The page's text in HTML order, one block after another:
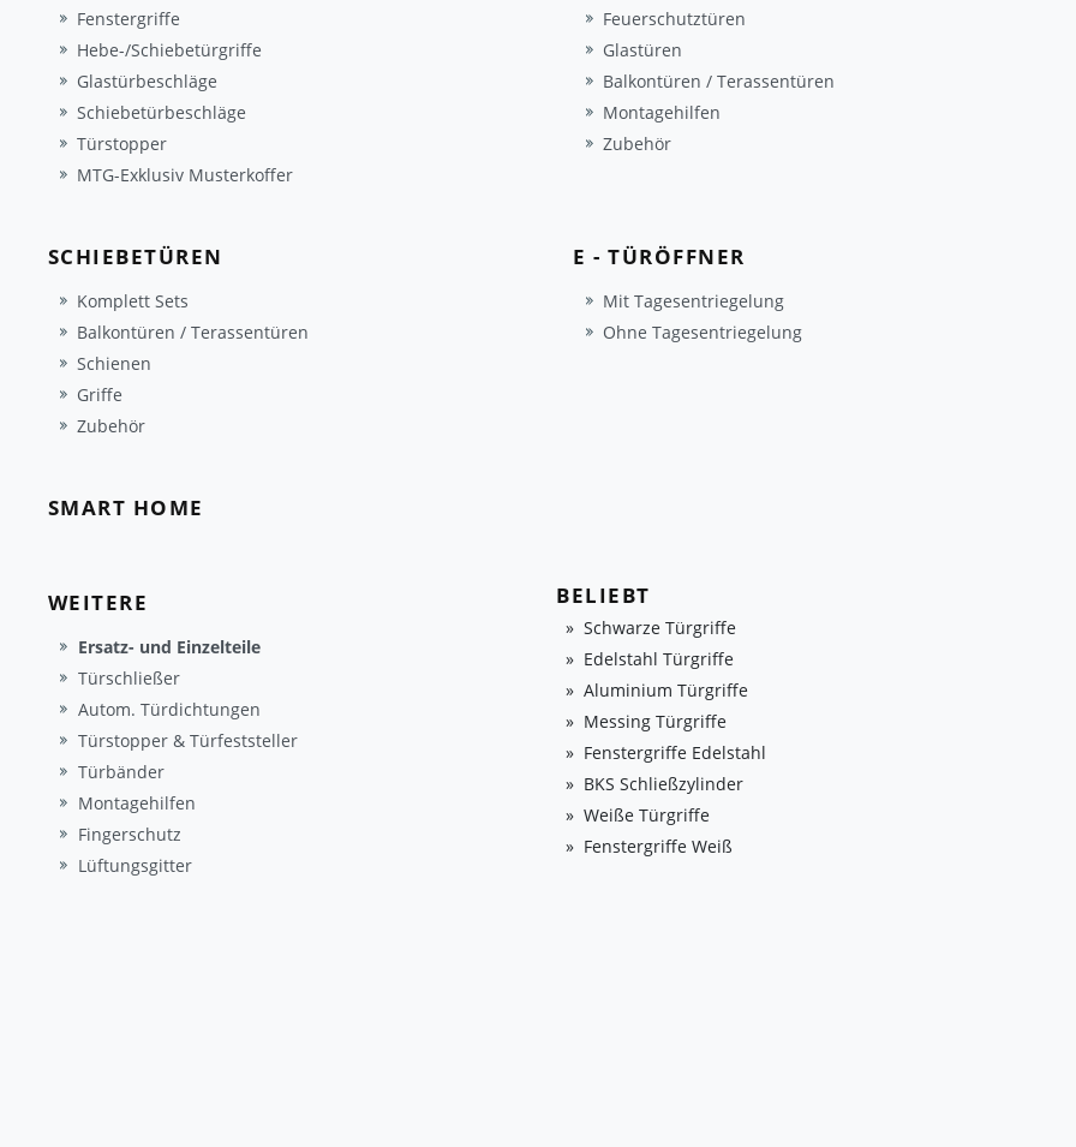
Fenstergriffe
Hebe-/Schiebetürgriffe
Glastürbeschläge
Schiebetürbeschläge
Türstopper
MTG-Exklusiv Musterkoffer
Feuerschutztüren
Glastüren
Balkontüren / Terassentüren
Montagehilfen
Zubehör
SCHIEBETÜREN
Komplett Sets
Balkontüren / Terassentüren
Schienen
Griffe
Zubehör
E - TÜRÖFFNER
Mit Tagesentriegelung
Ohne Tagesentriegelung
SMART HOME
WEITERE
Ersatz- und Einzelteile
Türschließer
Autom. Türdichtungen
Türstopper & Türfeststeller
Türbänder
Montagehilfen
Fingerschutz
Lüftungsgitter
BELIEBT
Schwarze Türgriffe
Edelstahl Türgriffe
Aluminium Türgriffe
Messing Türgriffe
Fenstergriffe Edelstahl
BKS Schließzylinder
Weiße Türgriffe
Fenstergriffe Weiß